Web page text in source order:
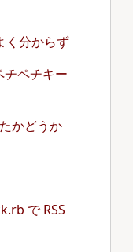
く分からず
ペチキー
かどうか
で RSS